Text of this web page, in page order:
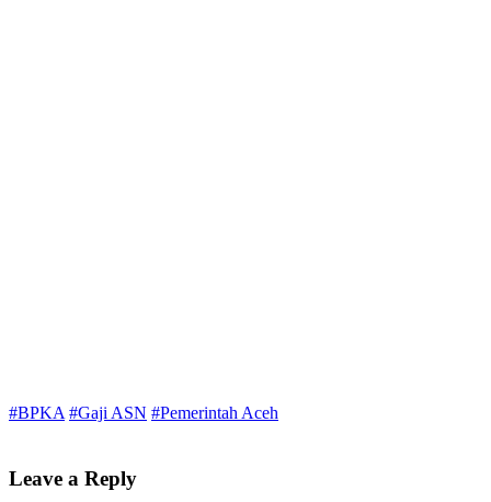
#BPKA #Gaji ASN #Pemerintah Aceh
Leave a Reply